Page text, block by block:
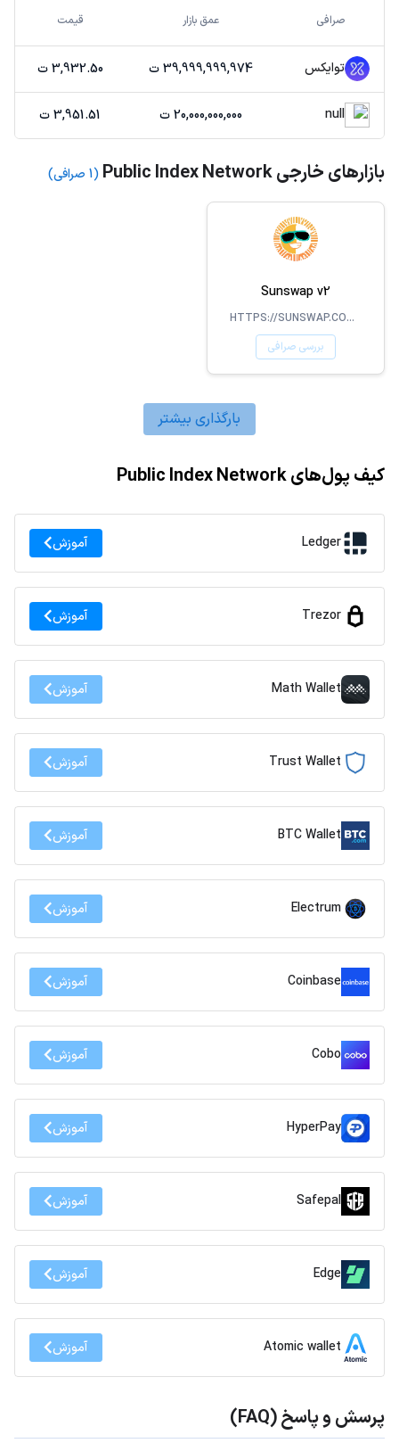
صرافی عمق بازار قیمت
توایکس 39,999,999,974 ت 3,932.50 ت
null 20,000,000,000 ت 3,951.51 ت
بازارهای خارجی Public Index Network (1 صرافی)
Sunswap v2
HTTPS://SUNSWAP.COM/#/V2
بررسی صرافی
بارگذاری بیشتر
کیف پول‌های Public Index Network
Ledger آموزش
Trezor آموزش
Math Wallet آموزش
Trust Wallet آموزش
BTC Wallet آموزش
Electrum آموزش
Coinbase آموزش
Cobo آموزش
HyperPay آموزش
Safepal آموزش
Edge آموزش
Atomic wallet آموزش
پرسش و پاسخ (FAQ)